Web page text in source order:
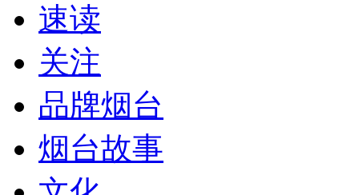
速读
关注
品牌烟台
烟台故事